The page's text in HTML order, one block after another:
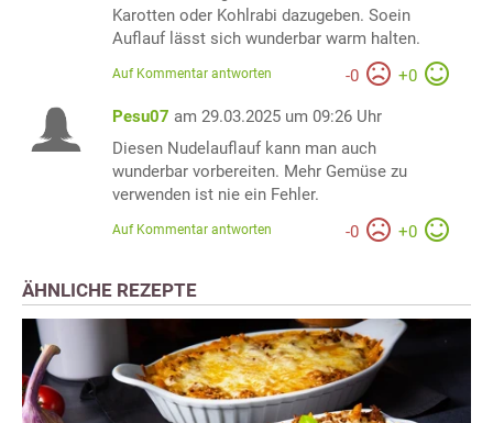
Karotten oder Kohlrabi dazugeben. Soein
Auflauf lässt sich wunderbar warm halten.
-0 +0
Auf Kommentar antworten
Pesu07 am 29.03.2025 um 09:26 Uhr
Diesen Nudelauflauf kann man auch
wunderbar vorbereiten. Mehr Gemüse zu
verwenden ist nie ein Fehler.
-0 +0
Auf Kommentar antworten
ÄHNLICHE REZEPTE